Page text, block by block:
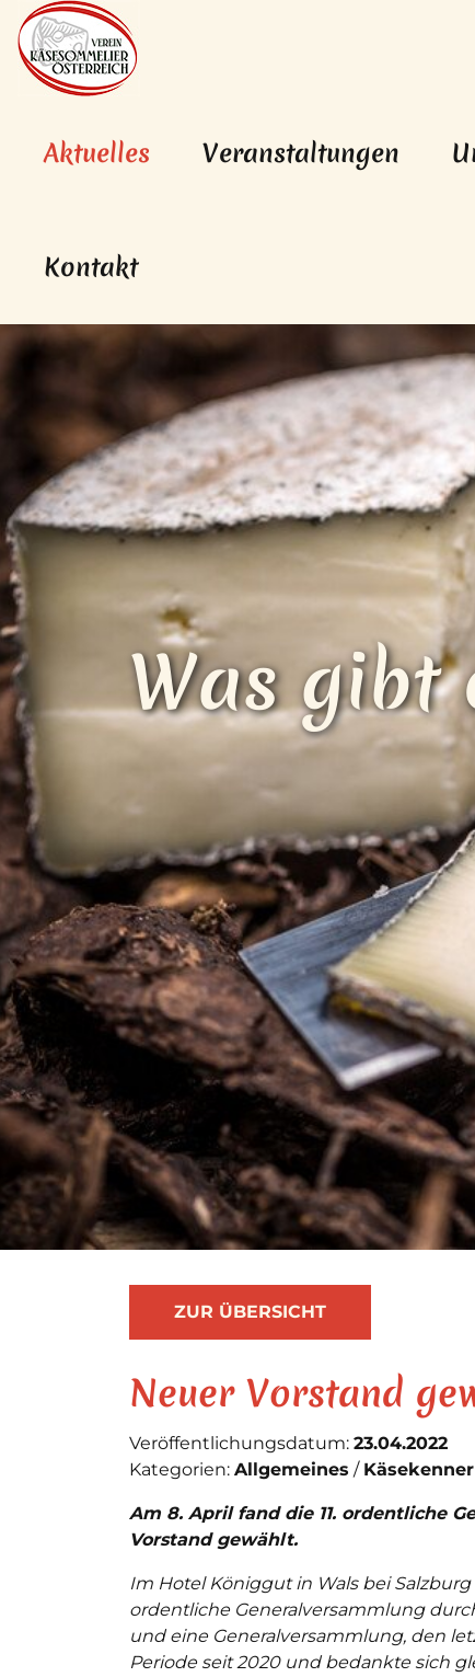
Hauptnavigation
Zum Inhalt
Aktuelles (aktiv)Veranstaltungen
Kontakt
Was gibt
ZUR ÜBERSICHT
Neuer Vorstand
Veröffentlichungsdatum: 23.04.2022
Kategorien: Allgemeines Käsekenner
Am 8. April fand die 11. ordentliche
Vorstand gewählt.
Im Hotel Königgut in Wals bei
ordentliche Generalversammlung
und eine Generalversammlung, den
Periode seit 2020 und bedankte sich